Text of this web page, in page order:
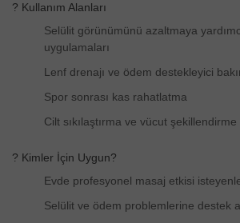
? Kullanım Alanları
Selülit görünümünü azaltmaya
uygulamaları
Lenf drenajı ve ödem destekleyici
Spor sonrası kas rahatlatma
Cilt sıkılaştırma ve vücut
? Kimler İçin Uygun?
Evde profesyonel masaj etkisi
Selülit ve ödem problemlerine destek